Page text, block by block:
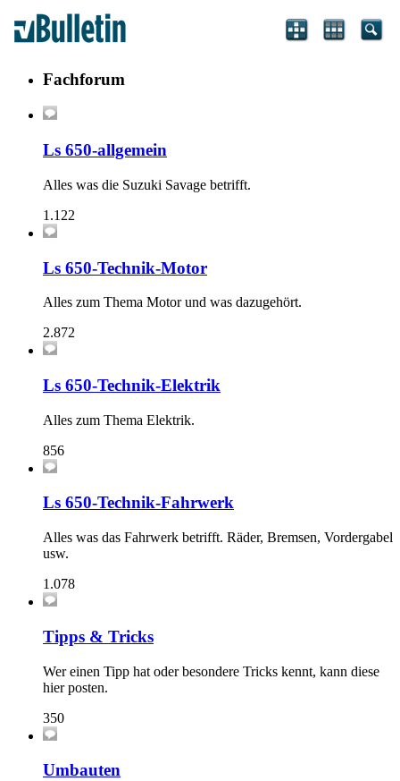
Fachforum
Ls 650-allgemein
Alles was die Suzuki Savage betrifft.
1.122
Ls 650-Technik-Motor
Alles zum Thema Motor und was dazugehört.
2.872
Ls 650-Technik-Elektrik
Alles zum Thema Elektrik.
856
Ls 650-Technik-Fahrwerk
Alles was das Fahrwerk betrifft. Räder, Bremsen, Vordergabel
usw.
1.078
Tipps & Tricks
Wer einen Tipp hat oder besondere Tricks kennt, kann diese
hier posten.
350
Umbauten